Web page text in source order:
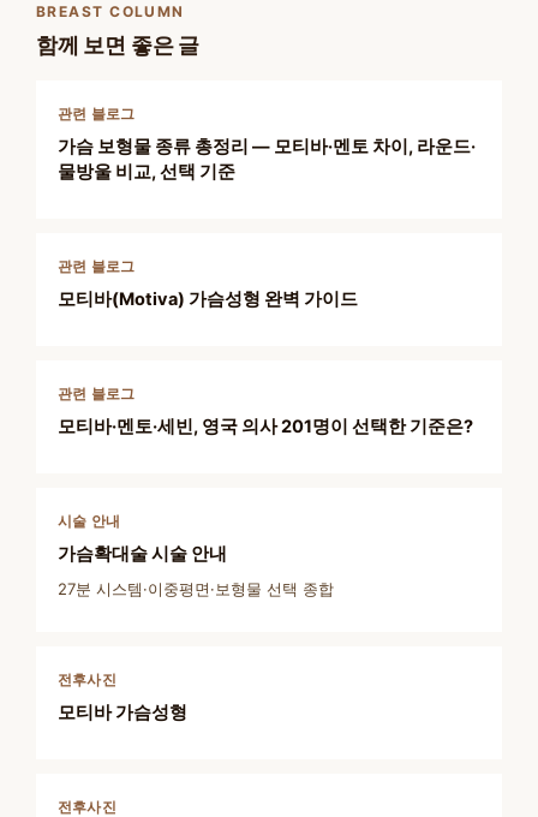
BREAST COLUMN
함께 보면 좋은 글
관련 블로그
가슴 보형물 종류 총정리 — 모티바·멘토 차이, 라운드·
물방울 비교, 선택 기준
관련 블로그
모티바(Motiva) 가슴성형 완벽 가이드
관련 블로그
모티바·멘토·세빈, 영국 의사 201명이 선택한 기준은?
시술 안내
가슴확대술 시술 안내
27분 시스템·이중평면·보형물 선택 종합
전후사진
모티바 가슴성형
전후사진